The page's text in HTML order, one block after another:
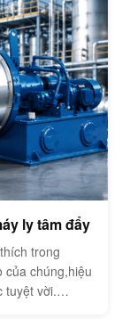
ly tâm đẩy
trong
của chúng,hiệu
tuyệt vời.